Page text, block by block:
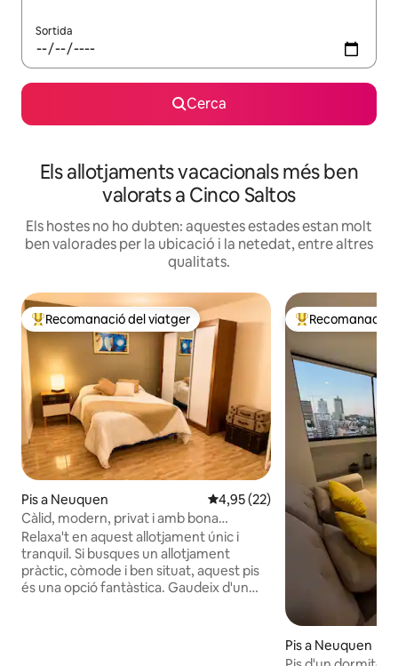
Sortida
Cerca
Els allotjaments vacacionals més ben
valorats a Cinco Saltos
Els hostes no ho dubten: aquestes estades estan molt
ben valorades per la ubicació i la netedat, entre altres
qualitats.
Principals recomanacions dels viatgers
Recomanació del viatger
Pis a Neuquen 4,95 de puntuació mitjana
4,95 (22)
Càlid, modern, privat i amb bona
ubicació.
Relaxa't en aquest allotjament únic i
tranquil. Si busques un allotjament
pràctic, còmode i ben situat, aquest pis
és una opció fantàstica. Gaudeix d'un
Principals
Recomanació
Pis a Neuquen